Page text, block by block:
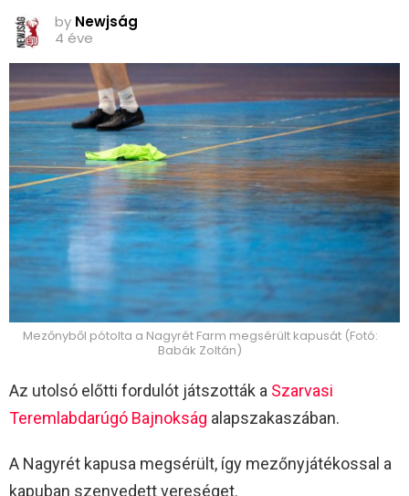
by Newjság
4 éve
Mezőnyből pótolta a Nagyrét Farm megsérült kapusát (Fotó:
Babák Zoltán)
Az utolsó előtti fordulót játszották a Szarvasi
Teremlabdarúgó Bajnokság alapszakaszában.
A Nagyrét kapusa megsérült, így mezőnyjátékossal a
kapuban szenvedett vereséget.